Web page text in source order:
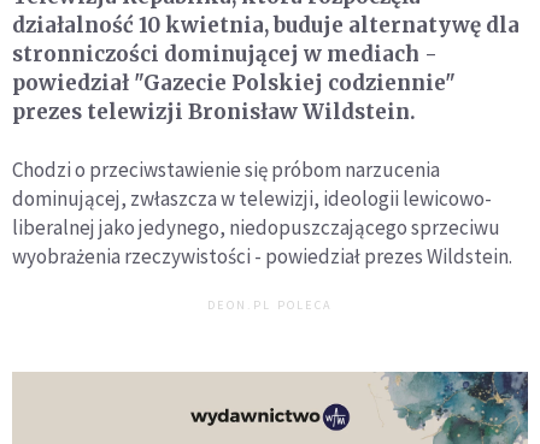
działalność 10 kwietnia, buduje alternatywę dla
stronniczości dominującej w mediach -
powiedział "Gazecie Polskiej codziennie"
prezes telewizji Bronisław Wildstein.
Chodzi o przeciwstawienie się próbom narzucenia
dominującej, zwłaszcza w telewizji, ideologii lewicowo-
liberalnej jako jedynego, niedopuszczającego sprzeciwu
wyobrażenia rzeczywistości - powiedział prezes Wildstein.
DEON.PL POLECA